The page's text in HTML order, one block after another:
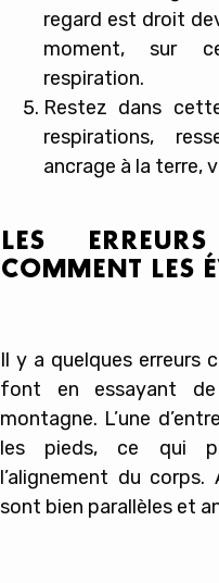
regard est droit
moment, sur
respiration.
Restez dans
respirations,
ancrage à la terre,
LES
COMMENT LES
Il y a quelques erreurs
font en essayant
montagne. L’une
les pieds, ce qui
l’alignement du
sont bien parallèles et